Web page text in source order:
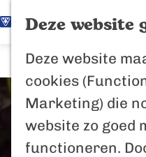
Deze
Deze website
cookies
Marketing) die
website zo goed
functioneren.
n
a
K
a
r
t
Z
e
k
e
n